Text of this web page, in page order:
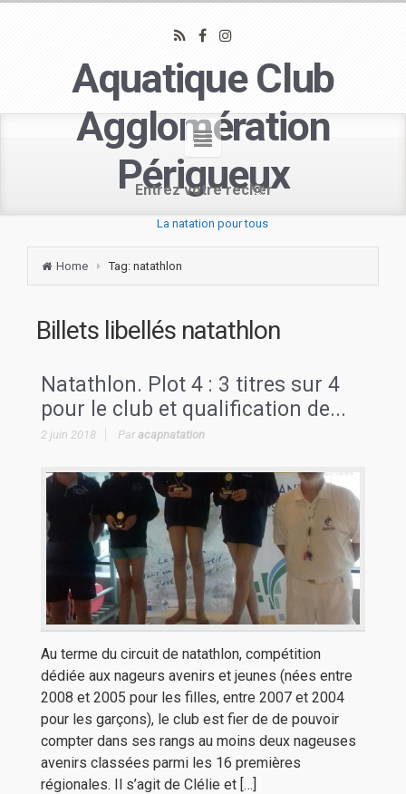
Aquatique Club
Agglomération
Périgueux
La natation pour tous
Home Tag: natathlon
Billets libellés natathlon
Natathlon. Plot 4 : 3 titres sur 4
pour le club et qualification de...
2 juin 2018 Paracapnatation
Au terme du circuit de natathlon, compétition
dédiée aux nageurs avenirs et jeunes (nées entre
2008 et 2005 pour les filles, entre 2007 et 2004
pour les garçons), le club est fier de de pouvoir
compter dans ses rangs au moins deux nageuses
avenirs classées parmi les 16 premières
régionales. Il s’agit de Clélie et […]